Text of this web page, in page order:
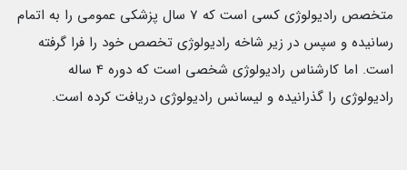
متخصص رادیولوژی کسی است که 7 سال پزشکی عمومی را به اتمام
رسانیده و سپس در زیر شاخه رادیولوژی تخصص خود را فرا گرفته
است. اما کارشناس رادیولوژی شخصی است که دوره 4 ساله
رادیولوژی را گذرانیده و لیسانس رادیولوژی دریافت کرده است.